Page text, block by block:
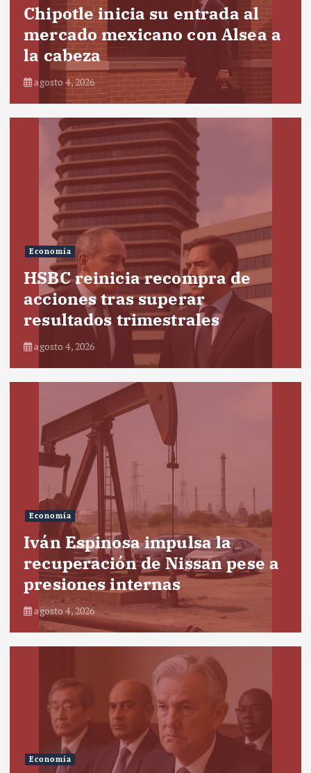
Chipotle inicia su entrada al
mercado mexicano con Alsea a
la cabeza
agosto 4, 2026
Economía
HSBC reinicia recompra de
acciones tras superar
resultados trimestrales
agosto 4, 2026
Economía
Iván Espinosa impulsa la
recuperación de Nissan pese a
presiones internas
agosto 4, 2026
Economía